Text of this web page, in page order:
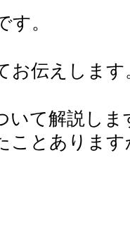
す。
お伝えします
いて解説しま
ことあります